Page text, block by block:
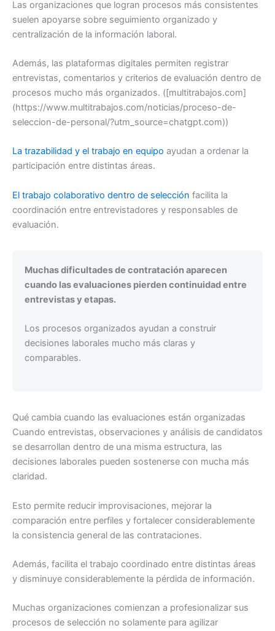
Las organizaciones que logran procesos más consistentes
suelen apoyarse sobre seguimiento organizado y
centralización de la información laboral.
Además, las plataformas digitales permiten registrar
entrevistas, comentarios y criterios de evaluación dentro de
procesos mucho más organizados. ([multitrabajos.com]
(https://www.multitrabajos.com/noticias/proceso-de-
seleccion-de-personal/?utm_source=chatgpt.com))
La trazabilidad y el trabajo en equipo ayudan a ordenar la
participación entre distintas áreas.
El trabajo colaborativo dentro de selección facilita la
coordinación entre entrevistadores y responsables de
evaluación.
Muchas dificultades de contratación aparecen
cuando las evaluaciones pierden continuidad entre
entrevistas y etapas.
Los procesos organizados ayudan a construir
decisiones laborales mucho más claras y
comparables.
Qué cambia cuando las evaluaciones están organizadas
Cuando entrevistas, observaciones y análisis de candidatos
se desarrollan dentro de una misma estructura, las
decisiones laborales pueden sostenerse con mucha más
claridad.
Esto permite reducir improvisaciones, mejorar la
comparación entre perfiles y fortalecer considerablemente
la consistencia general de las contrataciones.
Además, facilita el trabajo coordinado entre distintas áreas
y disminuye considerablemente la pérdida de información.
Muchas organizaciones comienzan a profesionalizar sus
procesos de selección no solamente para agilizar